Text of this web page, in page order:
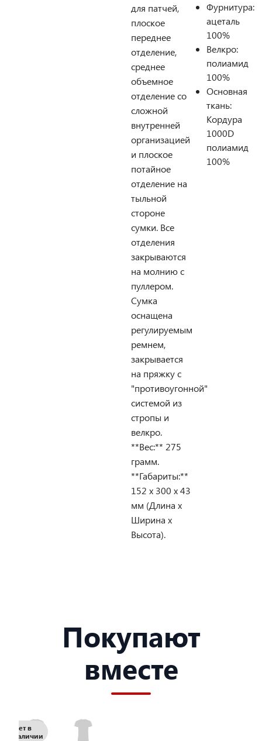
для патчей,
плоское
переднее
отделение,
среднее
объемное
отделение со
сложной
внутренней
организацией
и плоское
потайное
отделение на
тыльной
стороне
сумки. Все
отделения
закрываются
на молнию с
пуллером.
Сумка
оснащена
регулируемым
ремнем,
закрывается
на пряжку с
"противоугонной"
системой из
стропы и
велкро.
**Вес:** 275
грамм.
**Габариты:**
152 х 300 х 43
мм (Длина х
Ширина х
Высота).
Фурнитура:
ацеталь
100%
Велкро:
полиамид
100%
Основная
ткань:
Кордура
1000D
полиамид
100%
Покупают
вместе
Нет в
наличии